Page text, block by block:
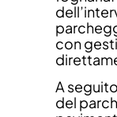
con
A
del